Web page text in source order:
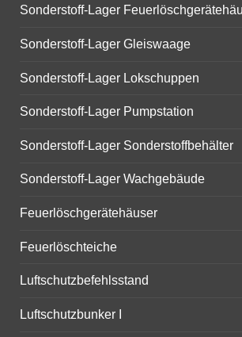
Sonderstoff-Lager
Sonderstoff-Lager Gleiswaage
Sonderstoff-Lager Lokschuppen
Sonderstoff-Lager Pumpstation
Sonderstoff-Lager Sonderstoffbehälter
Sonderstoff-Lager Wachgebäude
Feuerlöschgerätehäuser
Feuerlöschteiche
Luftschutzbefehlsstand
Luftschutzbunker I